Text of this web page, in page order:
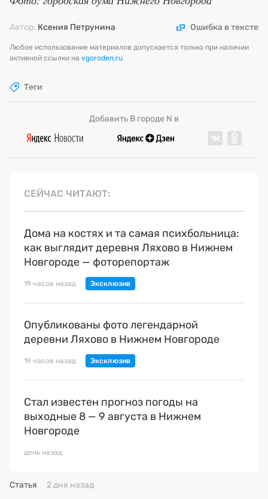
Автор: Ксения Петрунина Ошибка в тексте
Любое использование материалов допускается только при наличии
активной ссылки на vgoroden.ru
Теги
Добавить В городе N в
СЕЙЧАС ЧИТАЮТ
Дома на костях и та самая психбольница:
как выглядит деревня Ляхово в Нижнем
Новгороде — фоторепортаж
19 часов назад
Опубликованы фото легендарной
деревни Ляхово в Нижнем Новгороде
19 часов назад
Стал известен прогноз погоды на
выходные 8 — 9 августа в Нижнем
Новгороде
день назад
Статья 2 дня назад